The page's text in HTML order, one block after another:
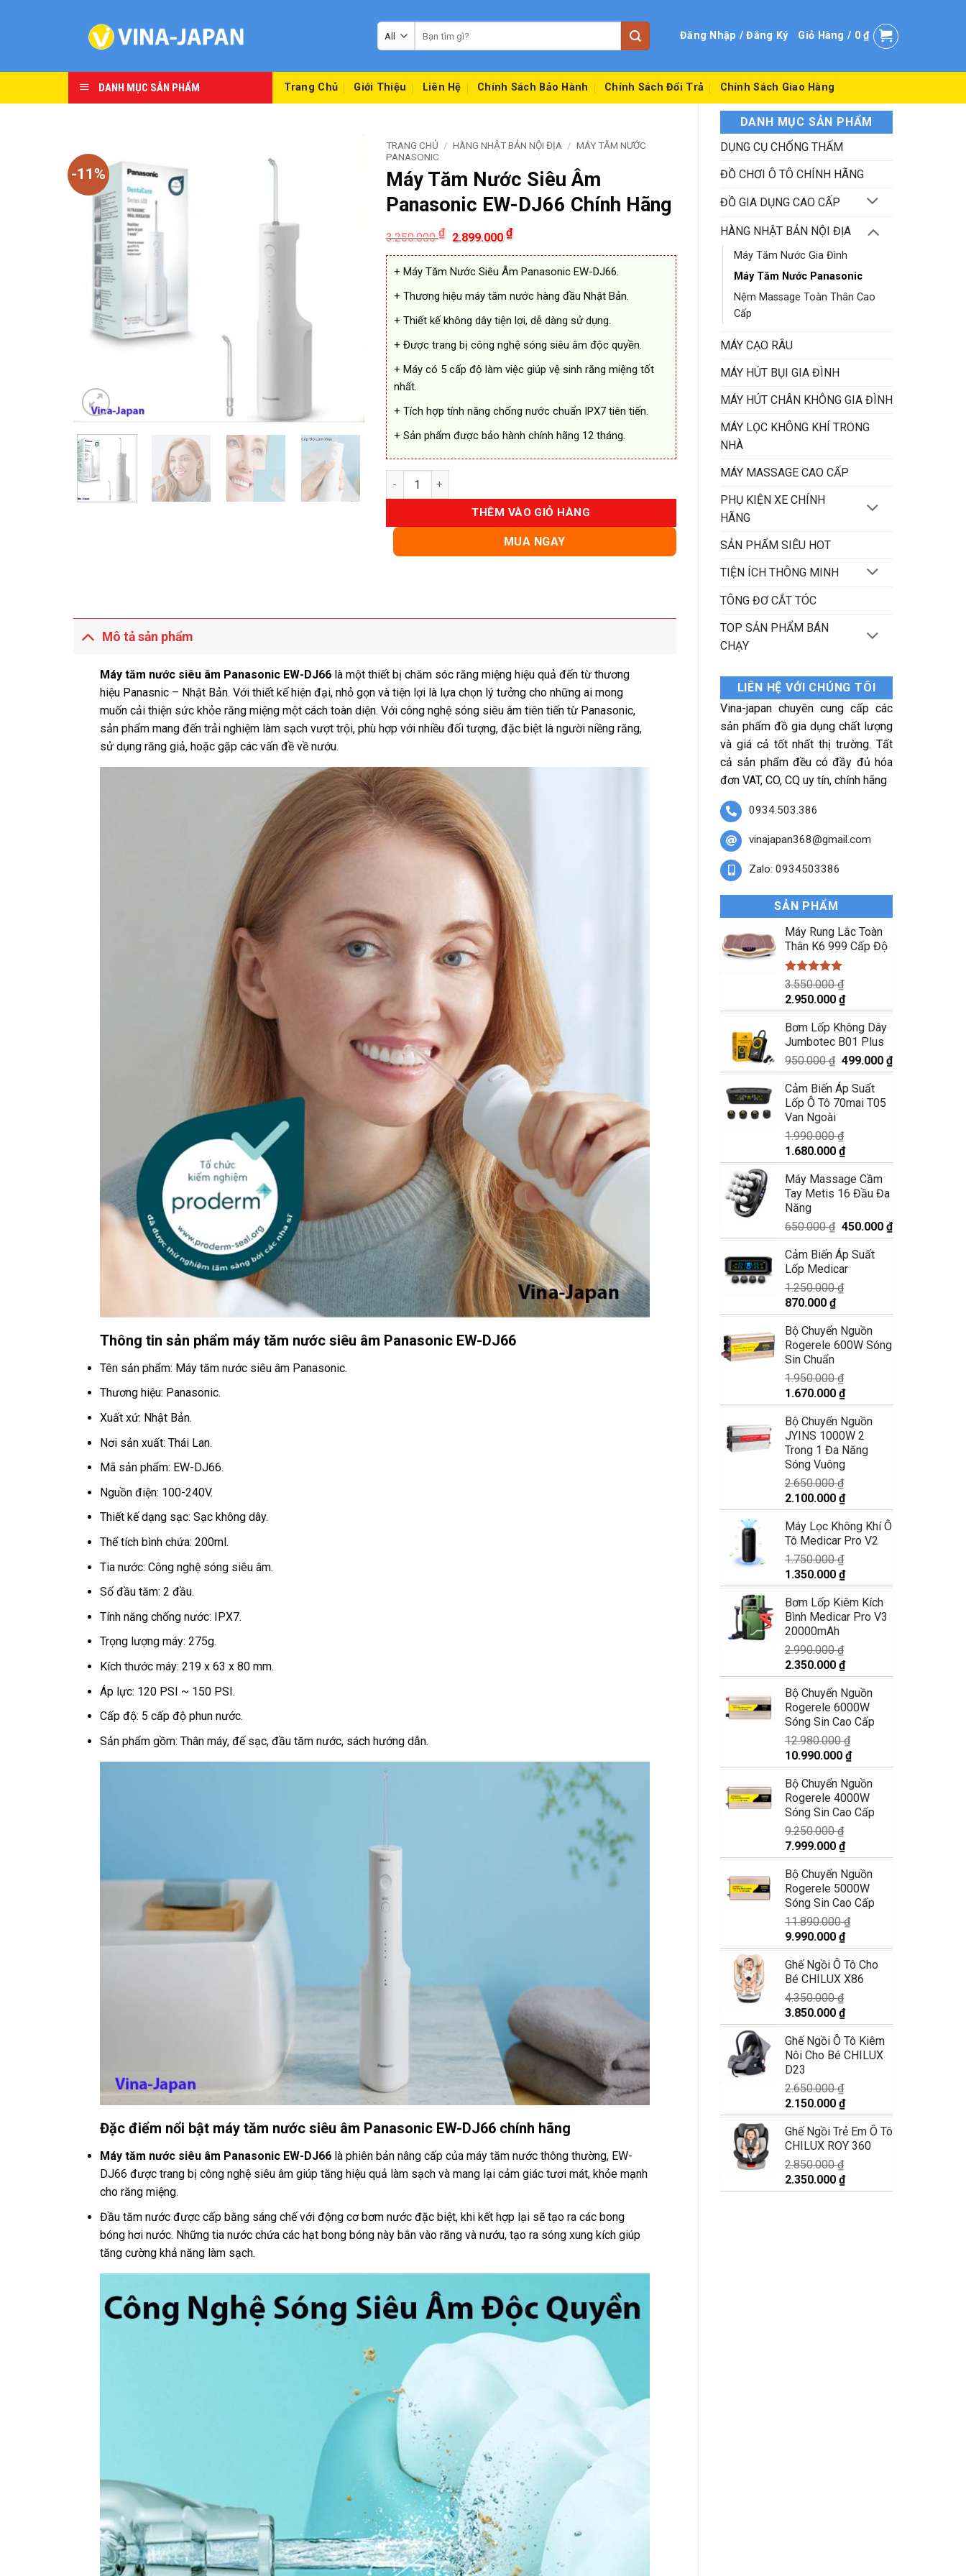
kiếm:
Đăng Nhập / Đăng Ký Giỏ Hàng / 0₫
DANH MỤC SẢN PHẨM Trang Chủ Giới Thiệu Liên Hệ Chính Sách Bảo Hành Chính Sách Đổi Trả Chính Sách Giao Hàng
DANH MỤC SẢN PHẨM
DỤNG CỤ CHỐNG THẤM
ĐỒ CHƠI Ô TÔ CHÍNH HÃNG
ĐỒ GIA DỤNG CAO CẤP
HÀNG NHẬT BẢN NỘI ĐỊA
Máy Tăm Nước Gia Đình
Máy Tăm Nước Panasonic
Nệm Massage Toàn Thân Cao
Cấp
MÁY CẠO RÂU
MÁY HÚT BỤI GIA ĐÌNH
MÁY HÚT CHÂN KHÔNG GIA ĐÌNH
MÁY LỌC KHÔNG KHÍ TRONG
NHÀ
MÁY MASSAGE CAO CẤP
PHỤ KIỆN XE CHÍNH
HÃNG
SẢN PHẨM SIÊU HOT
TIỆN ÍCH THÔNG MINH
TÔNG ĐƠ CẮT TÓC
TOP SẢN PHẨM BÁN
CHẠY
LIÊN HỆ VỚI CHÚNG TÔI
Vina-japan chuyên cung cấp các
sản phẩm đồ gia dụng chất lượng
và giá cả tốt nhất thị trường. Tất
cả sản phẩm đều có đầy đủ hóa
đơn VAT, CO, CQ uy tín, chính hãng
0934.503.386
vinajapan368@gmail.com
Zalo: 0934503386
SẢN PHẨM
Máy Rung Lắc Toàn
Thân K6 999 Cấp Độ
Được xếp
hạng5.00
5 sao
3.550.000₫
Giá
gốc
là:
3.550.000 ₫.
2.950.000 ₫Giá
hiện
tại
là:
2.950.000 ₫.
Bơm Lốp Không Dây
Jumbotec B01 Plus
950.000₫ Giá
gốc
là:
950.000 ₫.
499.000 ₫Giá
hiện
Cảm Biến Áp Suất
Lốp Ô Tô 70mai T05
Van Ngoài
1.990.000₫
Giá
gốc
là:
1.990.000 ₫.
1.680.000 ₫Giá
hiện
tại
là:
Máy Massage Cầm
Tay Metis 16 Đầu Đa
Năng
650.000₫ Giá
gốc
là:
650.000 ₫.
450.000 ₫Giá
hiện
Cảm Biến Áp Suất
Lốp Medicar
1.250.000₫
Giá
gốc
là:
1.250.000 ₫.
870.000 ₫Giá
hiện
tại
là:
Bộ Chuyển Nguồn
Rogerele 600W Sóng
Sin Chuẩn
1.950.000₫
Giá
gốc
là:
1.950.000 ₫.
1.670.000 ₫Giá
hiện
tại
là:
1.670.000 ₫.
Bộ Chuyển Nguồn
JYINS 1000W 2
Trong 1 Đa Năng
Sóng Vuông
2.650.000₫
Giá
gốc
là:
2.650.000 ₫.
2.100.000 ₫Giá
hiện
tại
là:
Máy Lọc Không Khí Ô
Tô Medicar Pro V2
1.750.000₫
Giá
gốc
là:
1.750.000 ₫.
1.350.000 ₫Giá
hiện
tại
là:
Bơm Lốp Kiêm Kích
Bình Medicar Pro V3
20000mAh
2.990.000₫
Giá
gốc
là:
2.990.000 ₫.
2.350.000 ₫Giá
hiện
tại
là:
2.350.000 ₫.
Bộ Chuyển Nguồn
Rogerele 6000W
Sóng Sin Cao Cấp
12.980.000₫
Giá
gốc
là:
12.980.000 ₫.
10.990.000 ₫Giá
hiện
tại
là:
10.990.000 ₫.
Bộ Chuyển Nguồn
Rogerele 4000W
Sóng Sin Cao Cấp
9.250.000₫
Giá
gốc
là:
9.250.000 ₫.
7.999.000 ₫Giá
hiện
tại
là:
7.999.000 ₫.
Bộ Chuyển Nguồn
Rogerele 5000W
Sóng Sin Cao Cấp
11.890.000₫
Giá
gốc
là:
11.890.000 ₫.
9.990.000 ₫Giá
hiện
tại
là:
Ghế Ngồi Ô Tô Cho
Bé CHILUX X86
4.350.000₫
Giá
gốc
là:
4.350.000 ₫.
3.850.000 ₫Giá
hiện
tại
là:
Ghế Ngồi Ô Tô Kiêm
Nôi Cho Bé CHILUX
D23
2.650.000₫
Giá
gốc
là:
2.650.000 ₫.
2.150.000 ₫Giá
hiện
tại
là:
Ghế Ngồi Trẻ Em Ô Tô
CHILUX ROY 360
2.850.000₫
Giá
gốc
2.350.000 ₫Giá
hiện
-11%
TRANG CHỦ / HÀNG NHẬT BẢN NỘI ĐỊA / MÁY TĂM NƯỚC
PANASONIC
Máy Tăm Nước Siêu Âm
Panasonic EW-DJ66 Chính Hãng
3.250.000₫
Giá
gốc
là:
3.250.000 ₫.
2.899.000₫Giá
hiện
tại
là:
2.899.000 ₫.
+ Máy Tăm Nước Siêu Âm Panasonic EW-DJ66.
+ Thương hiệu máy tăm nước hàng đầu Nhật Bản.
+ Thiết kế không dây tiện lợi, dễ dàng sử dụng.
+ Được trang bị công nghệ sóng siêu âm độc quyền.
+ Máy có 5 cấp độ làm việc giúp vệ sinh răng miệng tốt
nhất.
+ Tích hợp tính năng chống nước chuẩn IPX7 tiên tiến.
+ Sản phẩm được bảo hành chính hãng 12 tháng.
Máy Tăm Nước Siêu Âm Panasonic EW-DJ66 Chính Hãng số lượng
THÊM VÀO GIỎ HÀNG
MUA NGAY
Mô tả sản phẩm
Máy tăm nước siêu âm Panasonic EW-DJ66là một thiết bị chăm sóc răng miệng hiệu quả đến từ thương
hiệu Panasnic – Nhật Bản. Với thiết kế hiện đại, nhỏ gọn và tiện lợi là lựa chọn lý tưởng cho những ai mong
muốn cải thiện sức khỏe răng miệng một cách toàn diện. Với công nghệ sóng siêu âm tiên tiến từ Panasonic,
sản phẩm mang đến trải nghiệm làm sạch vượt trội, phù hợp với nhiều đối tượng, đặc biệt là người niềng răng,
sử dụng răng giả, hoặc gặp các vấn đề về nướu.
Thông tin sản phẩm máy tăm nước siêu âm Panasonic EW-DJ66
Tên sản phẩm: Máy tăm nước siêu âm Panasonic.
Thương hiệu: Panasonic.
Xuất xứ: Nhật Bản.
Nơi sản xuất: Thái Lan.
Mã sản phẩm: EW-DJ66.
Nguồn điện: 100-240V.
Thiết kế dạng sạc: Sạc không dây.
Thể tích bình chứa: 200ml.
Tia nước: Công nghệ sóng siêu âm.
Số đầu tăm: 2 đầu.
Tính năng chống nước: IPX7.
Trọng lượng máy: 275g.
Kích thước máy: 219 x 63 x 80 mm.
Áp lực: 120 PSI ~ 150 PSI.
Cấp độ: 5 cấp độ phun nước.
Sản phẩm gồm: Thân máy, đế sạc, đầu tăm nước, sách hướng dẫn.
Đặc điểm nổi bật máy tăm nước siêu âm Panasonic EW-DJ66 chính hãng
Máy tăm nước siêu âm Panasonic EW-DJ66là phiên bản nâng cấp của máy tăm nước thông thường, EW-
DJ66 được trang bị công nghệ siêu âm giúp tăng hiệu quả làm sạch và mang lại cảm giác tươi mát, khỏe mạnh
cho răng miệng.
Đầu tăm nước được cấp bằng sáng chế với động cơ bơm nước đặc biệt, khi kết hợp lại sẽ tạo ra các bong
bóng hơi nước. Những tia nước chứa các hạt bong bóng này bắn vào răng và nướu, tạo ra sóng xung kích giúp
tăng cường khả năng làm sạch.